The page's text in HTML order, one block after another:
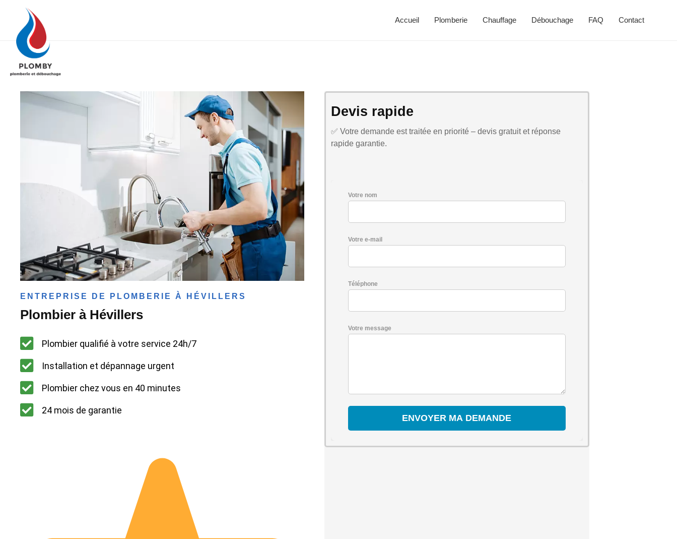
Accueil Plomberie Chauffage Débouchage FAQ Contact
ENTREPRISE DE PLOMBERIE À HÉVILLERS
Plombier à Hévillers
Plombier qualifié à votre service 24h/7
Installation et dépannage urgent
Plombier chez vous en 40 minutes
24 mois de garantie
Devis rapide
✅ Votre demande est traitée en priorité – devis gratuit et réponse
rapide garantie.
Votre nom
Votre e-mail
Téléphone
Votre message